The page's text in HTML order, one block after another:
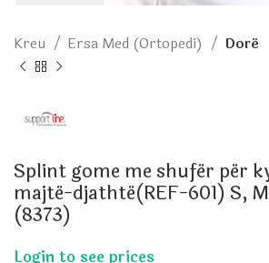
Kreu Ersa Med (Ortopedi) Dorë
Splint gome me shufër për
majtë-djathtë(REF-601) S,
(8373)